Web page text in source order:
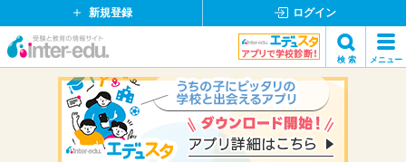
新規登録 ログイン
イ
検 索 メニュー
検索